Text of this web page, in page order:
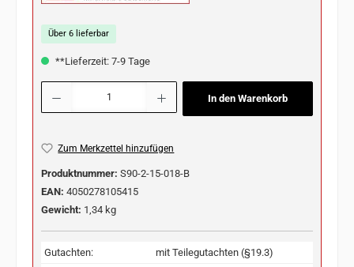
Über 6 lieferbar
**Lieferzeit: 7-9 Tage
Produkt Anzahl: Gib den gewünschten Wert ein oder benutze die Schaltflächen
In den Warenkorb
Zum Merkzettel hinzufügen
Produktnummer: S90-2-15-018-B
EAN: 4050278105415
Gewicht: 1,34 kg
Gutachten:
mit Teilegutachten (§19.3)